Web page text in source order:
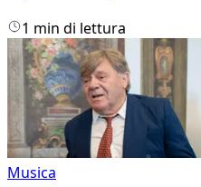
1 min di lettura
Musica